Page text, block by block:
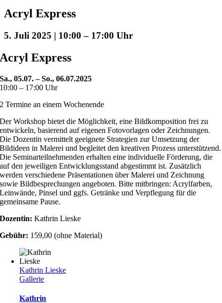
Acryl Express
5. Juli 2025 | 10:00 – 17:00
Acryl Express
Sa., 05.07. – So., 06.07.2025
10:00 – 17:00 Uhr
2 Termine an einem Wochenende
Der Workshop bietet die Möglichkeit, eine Bildkomposition frei zu
entwickeln, basierend auf eigenen Fotovorlagen oder Zeichnungen.
Die Dozentin vermittelt geeignete Strategien zur Umsetzung der
Bildideen in Malerei und begleitet den kreativen Prozess unterstützend.
Die Seminarteilnehmenden erhalten eine individuelle Förderung, die
auf den jeweiligen Entwicklungsstand abgestimmt ist. Zusätzlich
werden verschiedene Präsentationen über Malerei und Zeichnung
sowie Bildbesprechungen angeboten. Bitte mitbringen: Acrylfarben,
Leinwände, Pinsel und ggfs. Getränke und Verpflegung für die
gemeinsame Pause.
Dozentin: Kathrin Lieske
Gebühr: 159,00 (ohne Material)
Kathrin Lieske
Gallerie
Kathrin